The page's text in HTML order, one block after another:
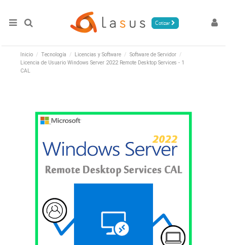
Cotizar
Inicio Tecnología Licencias y Software
Software de Servidor
Licencia de Usuario Windows Server 2022 Remote Desktop Services - 1
CAL